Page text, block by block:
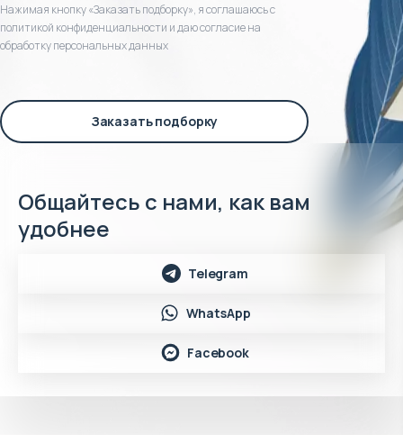
Нажимая кнопку «Заказать подборку», я соглашаюсь с
политикой конфиденциальности и даю согласие на
обработку персональных данных
Заказать подборку
Общайтесь с нами, как вам
удобнее
Telegram
WhatsApp
Facebook